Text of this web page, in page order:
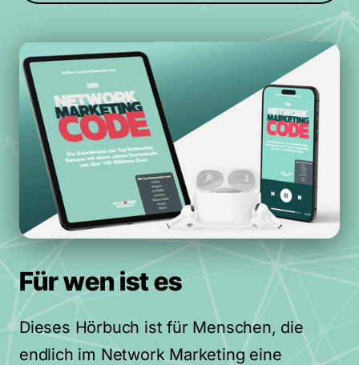
Für wen ist es
Dieses Hörbuch ist für Menschen,
endlich im Network Marketing